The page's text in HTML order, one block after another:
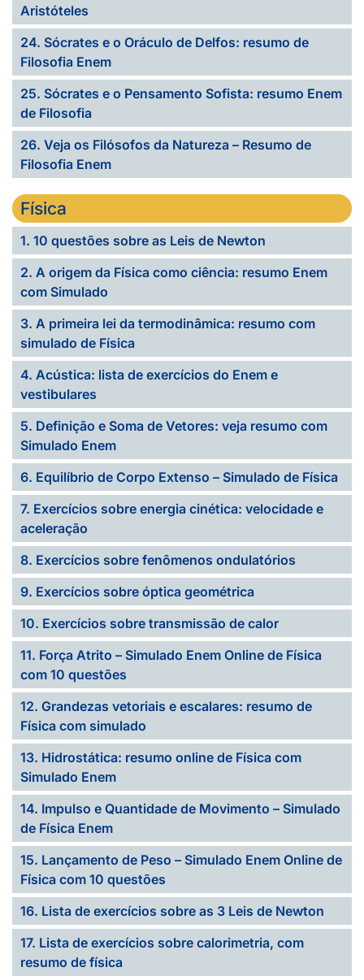
Aristóteles
24. Sócrates e o Oráculo de Delfos: resumo de
Filosofia Enem
25. Sócrates e o Pensamento Sofista: resumo Enem
de Filosofia
26. Veja os Filósofos da Natureza – Resumo de
Filosofia Enem
Física
1. 10 questões sobre as Leis de Newton
2. A origem da Física como ciência: resumo Enem
com Simulado
3. A primeira lei da termodinâmica: resumo com
simulado de Física
4. Acústica: lista de exercícios do Enem e
vestibulares
5. Definição e Soma de Vetores: veja resumo com
Simulado Enem
6. Equilíbrio de Corpo Extenso – Simulado de Física
7. Exercícios sobre energia cinética: velocidade e
aceleração
8. Exercícios sobre fenômenos ondulatórios
9. Exercícios sobre óptica geométrica
10. Exercícios sobre transmissão de calor
11. Força Atrito – Simulado Enem Online de Física
com 10 questões
12. Grandezas vetoriais e escalares: resumo de
Física com simulado
13. Hidrostática: resumo online de Física com
Simulado Enem
14. Impulso e Quantidade de Movimento – Simulado
de Física Enem
15. Lançamento de Peso – Simulado Enem Online de
Física com 10 questões
16. Lista de exercícios sobre as 3 Leis de Newton
17. Lista de exercícios sobre calorimetria, com
resumo de física